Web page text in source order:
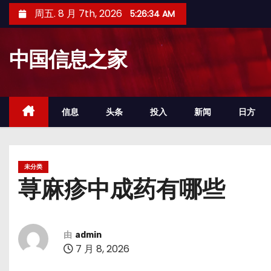
至
周五. 8 月 7th, 2026 5:26:34 AM
中国信息之家
信息 头条 投入 新闻 日方
未分类
荨麻疹中成药有哪些
由 admin
7 月 8, 2026